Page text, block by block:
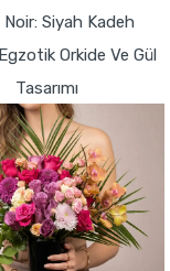
Noir: Siyah Kadeh
Orkide Ve Gül
Tasarımı